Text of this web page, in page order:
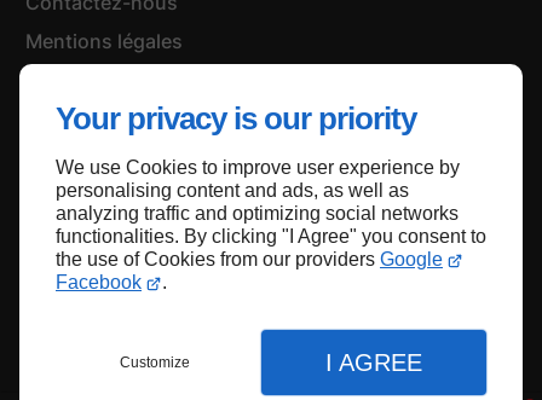
Your privacy is our priority
We use Cookies to improve user experience by
personalising content and ads, as well as
analyzing traffic and optimizing social networks
functionalities. By clicking "I Agree" you consent to
the use of Cookies from our providers Google
Facebook
.
Customize I AGREE
Mentions légales
Haut de page